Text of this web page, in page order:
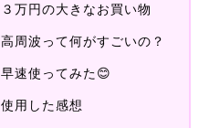
３万円の大きなお買い物
高周波って何がすごいの？
早速使ってみた😊
使用した感想